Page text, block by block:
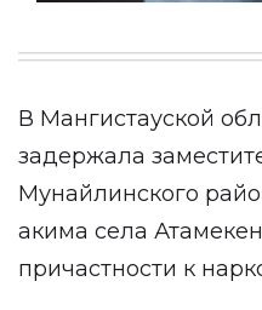
В Мангистауской
задержала
Мунайлинского
акима села
причастности к